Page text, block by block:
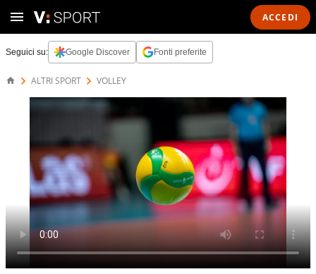
ACCEDI
Seguici su: Google Discover Fonti preferite
ALTRI SPORT VOLLEY